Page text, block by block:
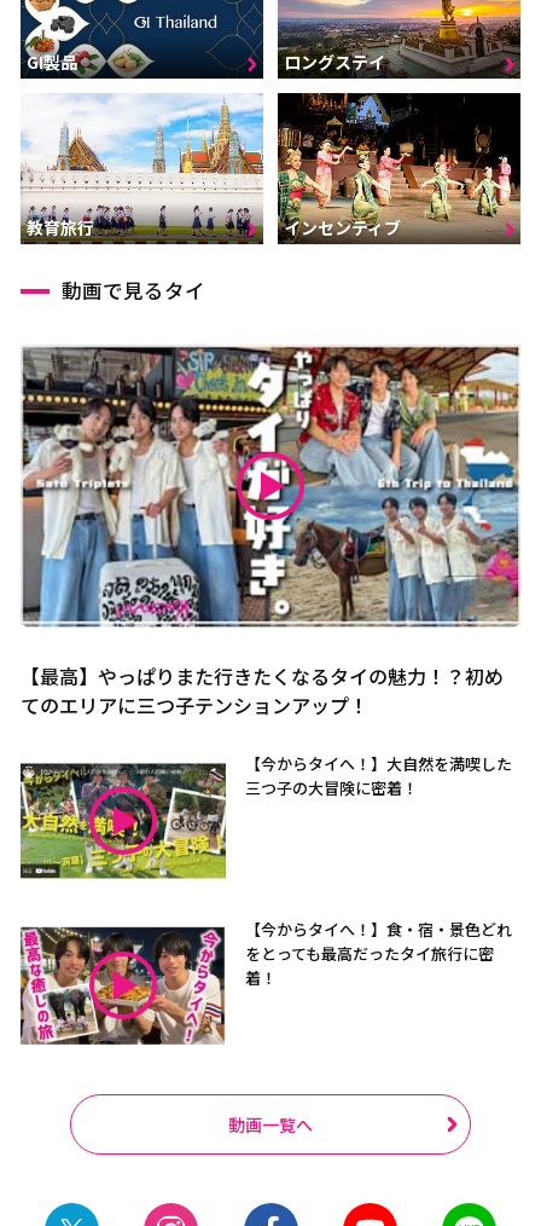
GI製品 ロングステイ
教育旅行 インセンティブ
動画で見るタイ
【最高】やっぱりまた行きたくなるタイの魅力！？初め
てのエリアに三つ子テンションアップ！
【今からタイへ！】大自然を満喫した
三つ子の大冒険に密着！
【今からタイへ！】食・宿・景色どれ
をとっても最高だったタイ旅行に密
着！
動画一覧へ